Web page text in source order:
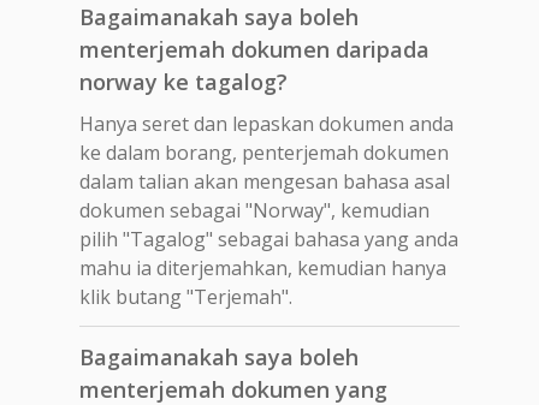
Bagaimanakah saya boleh
menterjemah dokumen daripada
norway ke tagalog?
Hanya seret dan lepaskan dokumen anda
ke dalam borang, penterjemah dokumen
dalam talian akan mengesan bahasa asal
dokumen sebagai "Norway", kemudian
pilih "Tagalog" sebagai bahasa yang anda
mahu ia diterjemahkan, kemudian hanya
klik butang "Terjemah".
Bagaimanakah saya boleh
menterjemah dokumen yang